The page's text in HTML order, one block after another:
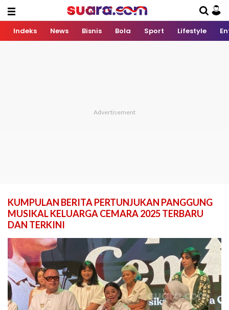
Indeks News Bisnis Bola Sport Lifestyle
KUMPULAN BERITA PERTUNJUKAN PANGGUNG
MUSIKAL KELUARGA CEMARA 2025 TERBARU
DAN TERKINI